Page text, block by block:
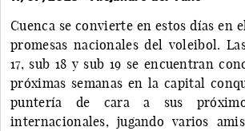
Cuenca se convierte en estos días en
promesas nacionales del voleibol.
17, sub 18 y sub 19 se encuentran
próximas semanas en la capital
puntería de cara a sus
internacionales, jugando varios